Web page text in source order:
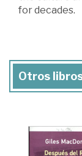
for decades.
Otros